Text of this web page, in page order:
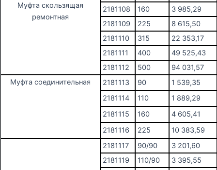
Муфта скользящая
ремонтная
2181108
160
3 985,29
2181109
225
8 615,50
2181110
315
22 353,17
2181111
400
49 525,43
2181112
500
94 031,57
Муфта соединительная
2181113 90
1 539,35
2181114
110
1 889,29
2181115
160
4 605,41
2181116
225 10 383,59
2181117 90/90
3 201,60
2181119
110/90
3 395,55